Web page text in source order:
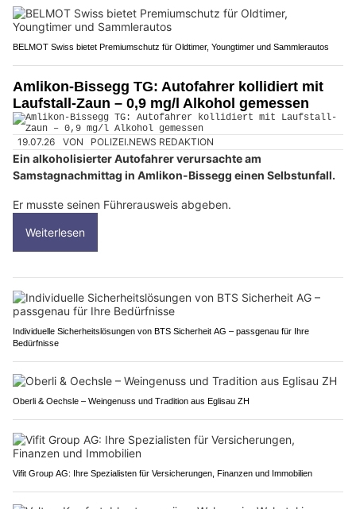
BELMOT Swiss bietet Premiumschutz für Oldtimer, Youngtimer und Sammlerautos
Amlikon-Bissegg TG: Autofahrer kollidiert mit
Laufstall-Zaun – 0,9 mg/l Alkohol gemessen
19.07.26 VON POLIZEI.NEWS REDAKTION
Ein alkoholisierter Autofahrer verursachte am
Samstagnachmittag in Amlikon-Bissegg einen Selbstunfall.
Er musste seinen Führerausweis abgeben.
Weiterlesen
Individuelle Sicherheitslösungen von BTS Sicherheit AG – passgenau für Ihre
Bedürfnisse
Oberli & Oechsle – Weingenuss und Tradition aus Eglisau ZH
Vifit Group AG: Ihre Spezialisten für Versicherungen, Finanzen und Immobilien